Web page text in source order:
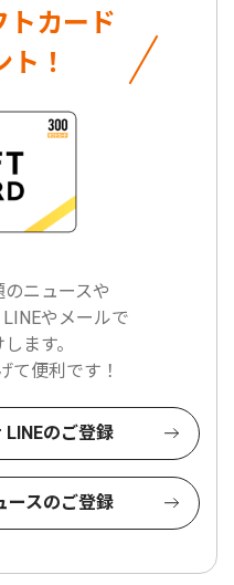
トカード
ト！
ニュースや
やメールで
ます。
て便利です！
のご登録
ースのご登録